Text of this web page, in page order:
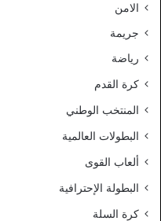
الامن
جريمة
رياضة
كرة القدم
المنتخب الوطني
البطولات العالمية
ألعاب القوى
البطولة الإحترافية
كرة السلة